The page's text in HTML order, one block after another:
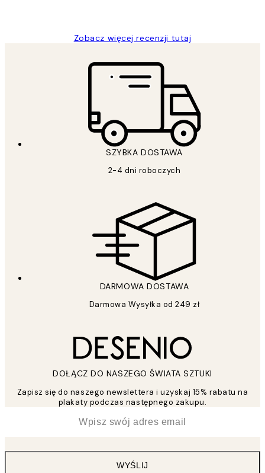
Zobacz więcej recenzji tutaj
SZYBKA DOSTAWA
2-4 dni roboczych
DARMOWA DOSTAWA
Darmowa Wysyłka od 249 zł
DOŁĄCZ DO NASZEGO ŚWIATA SZTUKI
Zapisz się do naszego newslettera i uzyskaj 15% rabatu na
plakaty podczas następnego zakupu.
WYŚLIJ